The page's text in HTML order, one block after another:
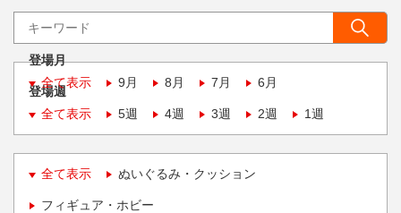
登場月
全て表示
9月 8月 7月 6月
登場週
全て表示
5週 4週 3週 2週 1週
全て表示 ぬいぐるみ・クッション
フィギュア・ホビー